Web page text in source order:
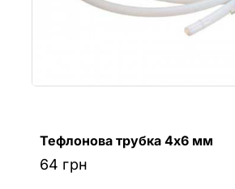
Тефлонова трубка 4х6 мм
64 грн